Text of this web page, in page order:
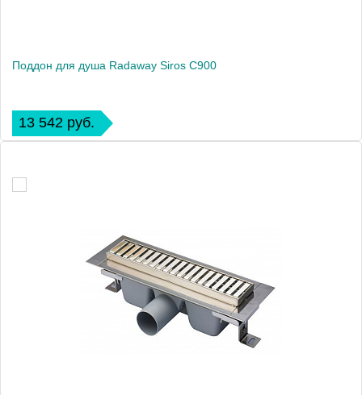
Поддон для душа Radaway Siros C900
13 542 руб.